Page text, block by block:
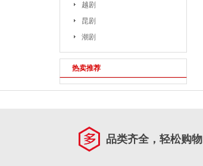
越剧
昆剧
潮剧
热卖推荐
品类齐全，轻松购物